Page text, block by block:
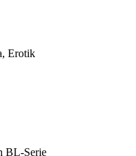
Erotik
BL-Serie